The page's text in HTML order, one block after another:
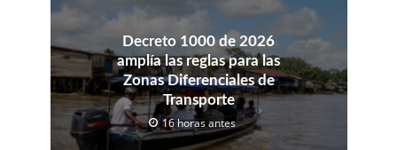
Decreto 1000 de 2026
amplía las reglas para las
Zonas Diferenciales de
Transporte
16 horas antes